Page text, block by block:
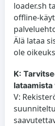
loader.sh
offline-
Älä lataa
ole
K:
V: